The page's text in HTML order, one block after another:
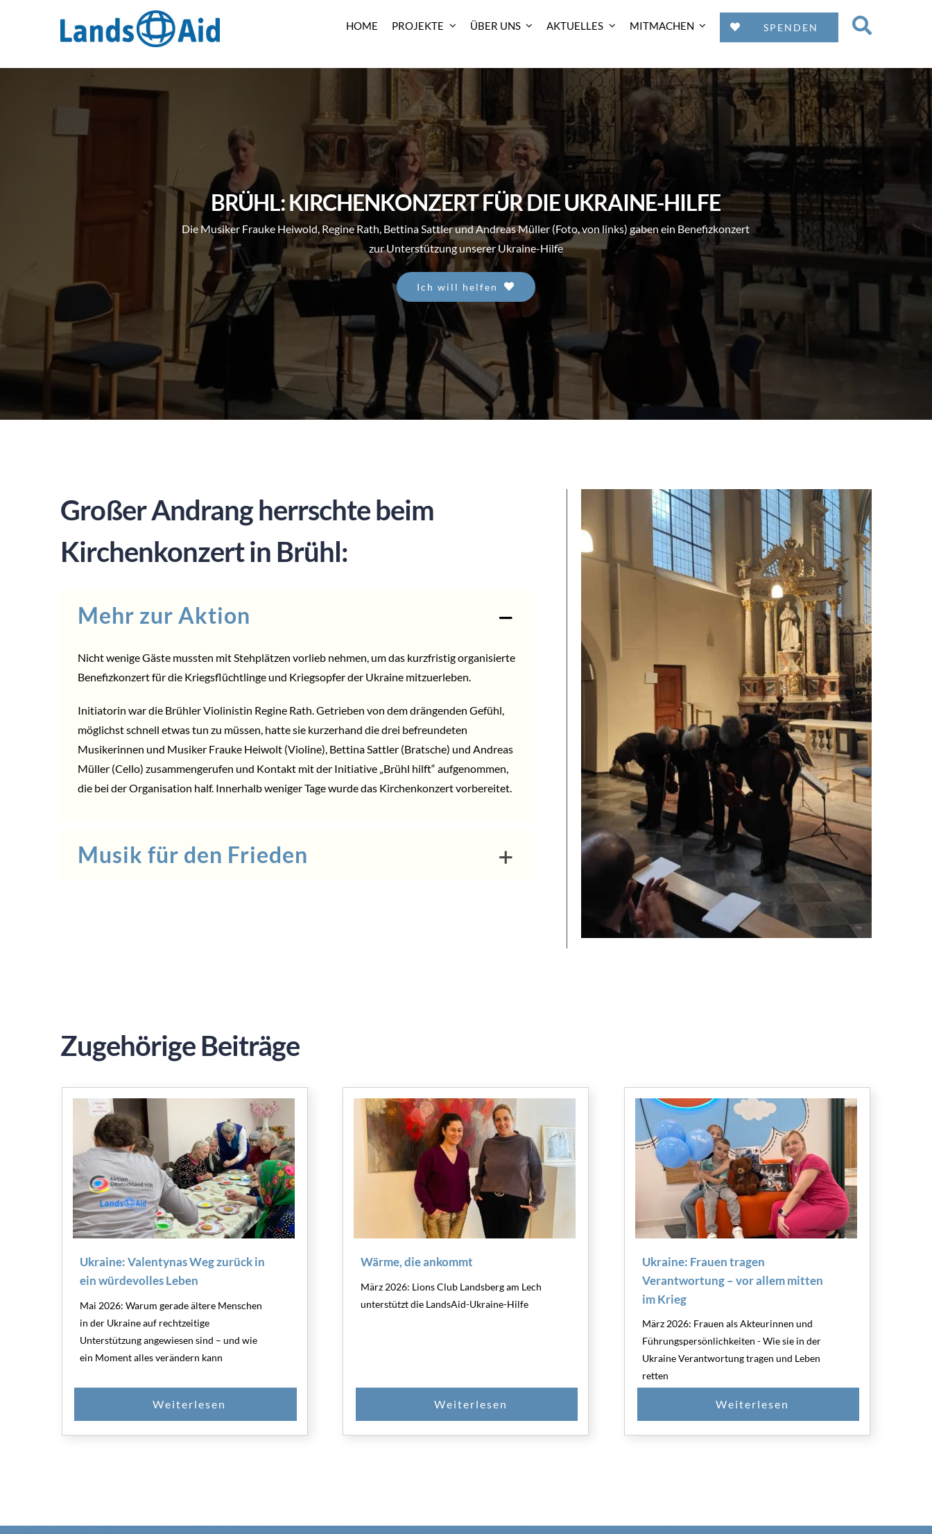
HOME PROJEKTE ÜBER UNS AKTUELLES MITMACHEN SPENDEN
BRÜHL: KIRCHENKONZERT FÜR DIE UKRAINE-HILFE
Die Musiker Frauke Heiwold, Regine Rath, Bettina Sattler und Andreas Müller (Foto, von links) gaben ein Benefizkonzert
zur Unterstützung unserer Ukraine-Hilfe
Ich will helfen
Großer Andrang herrschte beim
Kirchenkonzert in Brühl:
Mehr zur Aktion
Nicht wenige Gäste mussten mit Stehplätzen vorlieb nehmen, um das kurzfristig organisierte
Benefizkonzert für die Kriegsflüchtlinge und Kriegsopfer der Ukraine mitzuerleben.
Initiatorin war die Brühler Violinistin Regine Rath. Getrieben von dem drängenden Gefühl,
möglichst schnell etwas tun zu müssen, hatte sie kurzerhand die drei befreundeten
Musikerinnen und Musiker Frauke Heiwolt (Violine), Bettina Sattler (Bratsche) und Andreas
Müller (Cello) zusammengerufen und Kontakt mit der Initiative „Brühl hilft“ aufgenommen,
die bei der Organisation half. Innerhalb weniger Tage wurde das Kirchenkonzert vorbereitet.
Musik für den Frieden
Zugehörige Beiträge
Ukraine: Valentynas Weg zurück in
ein würdevolles Leben
Mai 2026: Warum gerade ältere Menschen
in der Ukraine auf rechtzeitige
Unterstützung angewiesen sind – und wie
ein Moment alles verändern kann
Wärme, die ankommt
März 2026: Lions Club Landsberg am Lech
unterstützt die LandsAid-Ukraine-Hilfe
Ukraine: Frauen tragen
Verantwortung – vor allem mitten
im Krieg
März 2026: Frauen als Akteurinnen und
Führungspersönlichkeiten - Wie sie in der
Ukraine Verantwortung tragen und Leben
retten